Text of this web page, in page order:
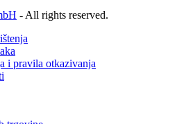
- All rights reserved.
i pravila otkazivanja